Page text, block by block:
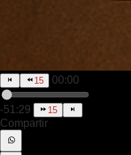
15 00:00
-51:29 15
Compartir